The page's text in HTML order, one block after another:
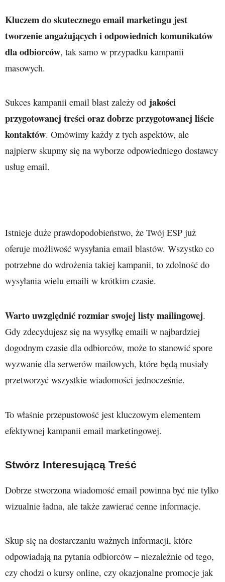
Kluczem do skutecznego email marketingu jest
tworzenie angażujących i odpowiednich komunikatów
dla odbiorców, tak samo w przypadku kampanii
masowych.
Sukces kampanii email blast zależy od jakości
przygotowanej treści oraz dobrze przygotowanej liście
kontaktów. Omówimy każdy z tych aspektów, ale
najpierw skupmy się na wyborze odpowiedniego dostawcy
usług email.
Istnieje duże prawdopodobieństwo, że Twój ESP już
oferuje możliwość wysyłania email blastów. Wszystko co
potrzebne do wdrożenia takiej kampanii, to zdolność do
wysyłania wielu emaili w krótkim czasie.
Warto uwzględnić rozmiar swojej listy mailingowej.
Gdy zdecydujesz się na wysyłkę emaili w najbardziej
dogodnym czasie dla odbiorców, może to stanowić spore
wyzwanie dla serwerów mailowych, które będą musiały
przetworzyć wszystkie wiadomości jednocześnie.
To właśnie przepustowość jest kluczowym elementem
efektywnej kampanii email marketingowej.
Stwórz Interesującą Treść
Dobrze stworzona wiadomość email powinna być nie tylko
wizualnie ładna, ale także zawierać cenne informacje.
Skup się na dostarczaniu ważnych informacji, które
odpowiadają na pytania odbiorców – niezależnie od tego,
czy chodzi o kursy online, czy okazjonalne promocje jak